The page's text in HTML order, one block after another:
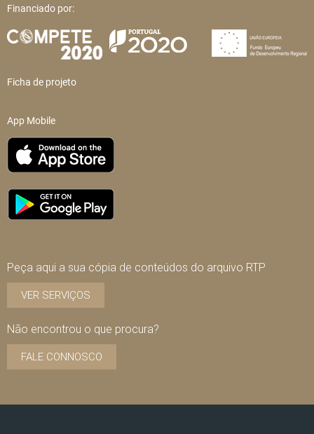
Financiado por:
Ficha de projeto
App Mobile
Peça aqui a sua cópia de conteúdos do arquivo RTP
VER SERVIÇOS
Não encontrou o que procura?
FALE CONNOSCO